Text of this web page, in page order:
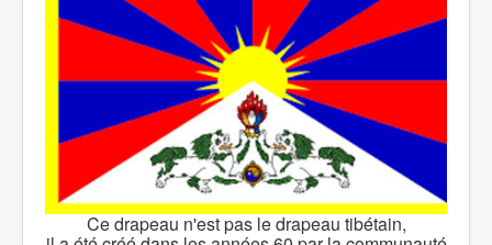
Ce drapeau n'est pas le drapeau tibétain,